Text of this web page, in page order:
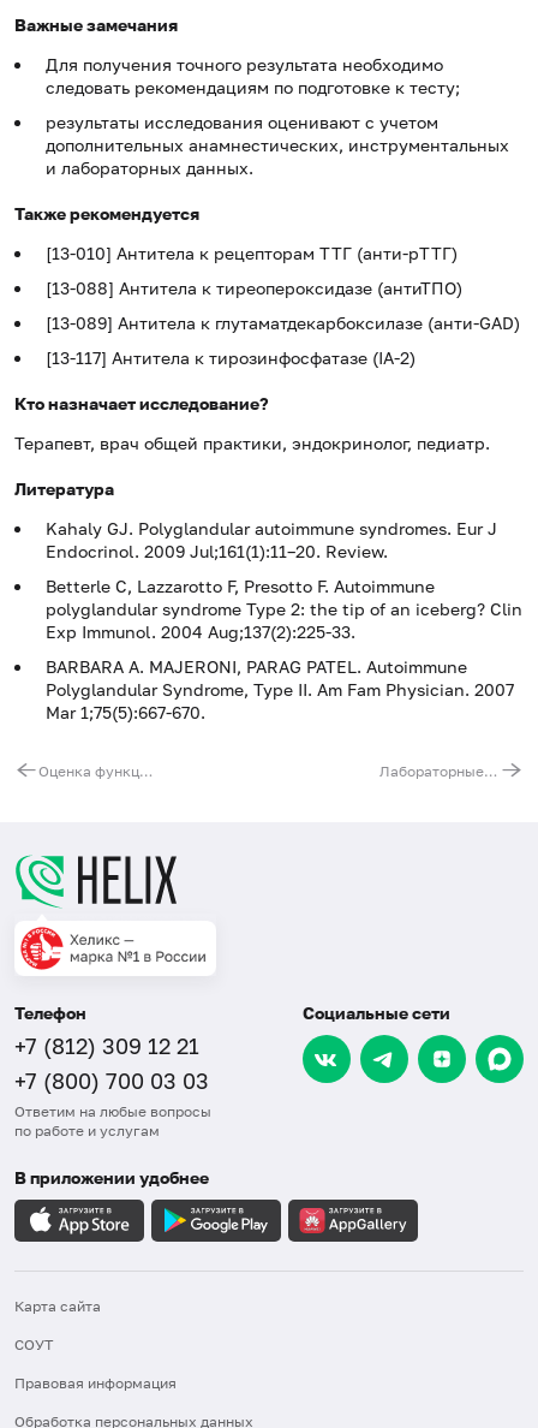
Важные замечания
Для получения точного результата необходимо
следовать рекомендациям по подготовке к тесту;
результаты исследования оценивают с учетом
дополнительных анамнестических, инструментальных
и лабораторных данных.
Также рекомендуется
[13-010] Антитела к рецепторам ТТГ (анти-pTTГ)
[13-088] Антитела к тиреопероксидазе (антиТПО)
[13-089] Антитела к глутаматдекарбоксилазе (анти-GAD)
[13-117] Антитела к тирозинфосфатазе (IA-2)
Кто назначает исследование?
Терапевт, врач общей практики, эндокринолог, педиатр.
Литература
Kahaly GJ. Polyglandular autoimmune syndromes. Eur J
Endocrinol. 2009 Jul;161(1):11–20. Review.
Betterle C, Lazzarotto F, Presotto F. Autoimmune
polyglandular syndrome Type 2: the tip of an iceberg? Clin
Exp Immunol. 2004 Aug;137(2):225-33.
BARBARA A. MAJERONI, PARAG PATEL. Autoimmune
Polyglandular Syndrome, Type II. Am Fam Physician. 2007
Mar 1;75(5):667-670.
Оценка функции надпочечников Лабораторные маркеры рака яичников
Телефон
+7 (812) 309 12 21
+7 (800) 700 03 03
Ответим на любые вопросы
по работе и услугам
Социальные сети
В приложении удобнее
Карта сайта
СОУТ
Правовая информация
Обработка персональных данных